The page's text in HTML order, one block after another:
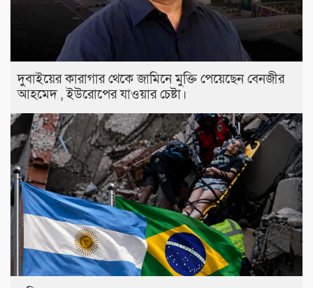
দুবাইয়ের কারাগার থেকে জামিনে মুক্তি পেয়েছেন বেনজীর
আহমেদ , ইউরোপের যাওয়ার চেষ্টা।